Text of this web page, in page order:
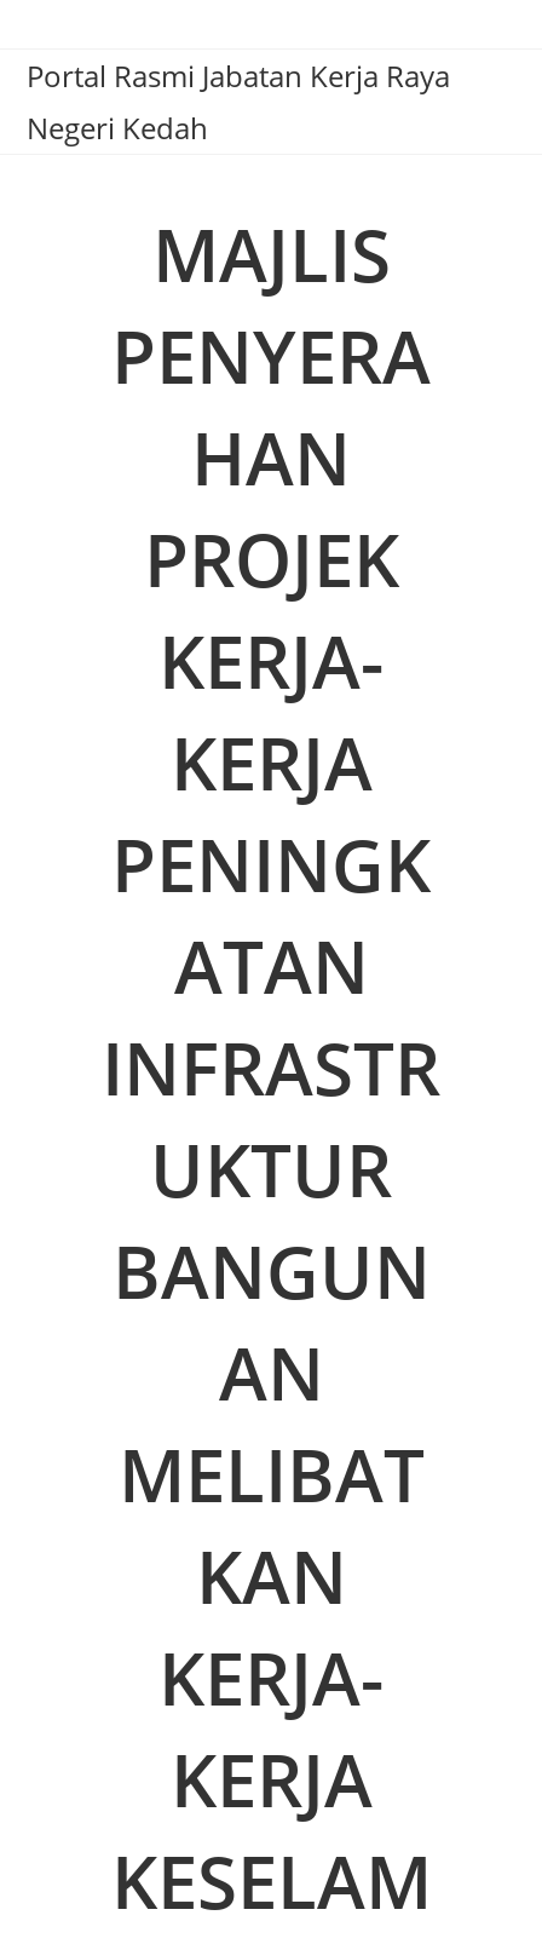
Portal Rasmi Jabatan Kerja Raya
Negeri Kedah
MAJLIS
PENYERA
HAN
PROJEK
KERJA-
KERJA
PENINGK
ATAN
INFRASTR
UKTUR
BANGUN
AN
MELIBAT
KAN
KERJA-
KERJA
KESELAM